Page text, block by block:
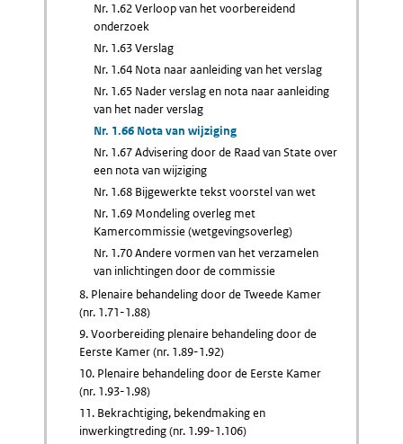
Nr. 1.62 Verloop van het voorbereidend
onderzoek
Nr. 1.63 Verslag
Nr. 1.64 Nota naar aanleiding van het verslag
Nr. 1.65 Nader verslag en nota naar aanleiding
van het nader verslag
Nr. 1.66 Nota van wijziging
Nr. 1.67 Advisering door de Raad van State over
een nota van wijziging
Nr. 1.68 Bijgewerkte tekst voorstel van wet
Nr. 1.69 Mondeling overleg met
Kamercommissie (wetgevingsoverleg)
Nr. 1.70 Andere vormen van het verzamelen
van inlichtingen door de commissie
8. Plenaire behandeling door de Tweede Kamer
(nr. 1.71-1.88)
9. Voorbereiding plenaire behandeling door de
Eerste Kamer (nr. 1.89-1.92)
10. Plenaire behandeling door de Eerste Kamer
(nr. 1.93-1.98)
11. Bekrachtiging, bekendmaking en
inwerkingtreding (nr. 1.99-1.106)